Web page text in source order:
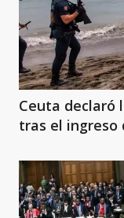
Ceuta declaró
tras el ingreso